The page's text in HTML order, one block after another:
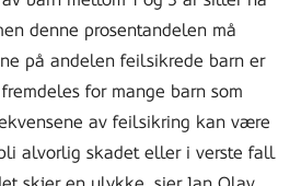
denne prosentandelen må
på andelen feilsikrede barn er
for mange barn som
av feilsikring kan være
alvorlig skadet eller i verste fall